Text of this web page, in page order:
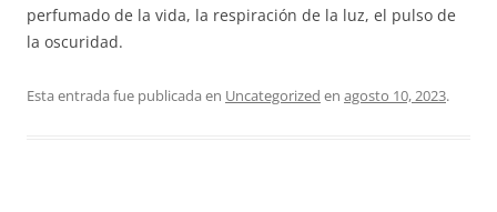
perfumado de la vida, la respiración de la luz, el pulso de
la oscuridad.
Esta entrada fue publicada en Uncategorized en agosto 10, 2023.